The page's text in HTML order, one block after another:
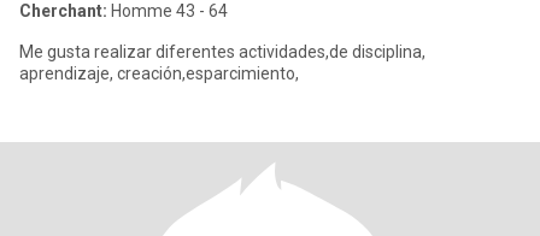
Cherchant: Homme 43 - 64
Me gusta realizar diferentes actividades,de disciplina,
aprendizaje, creación,esparcimiento,